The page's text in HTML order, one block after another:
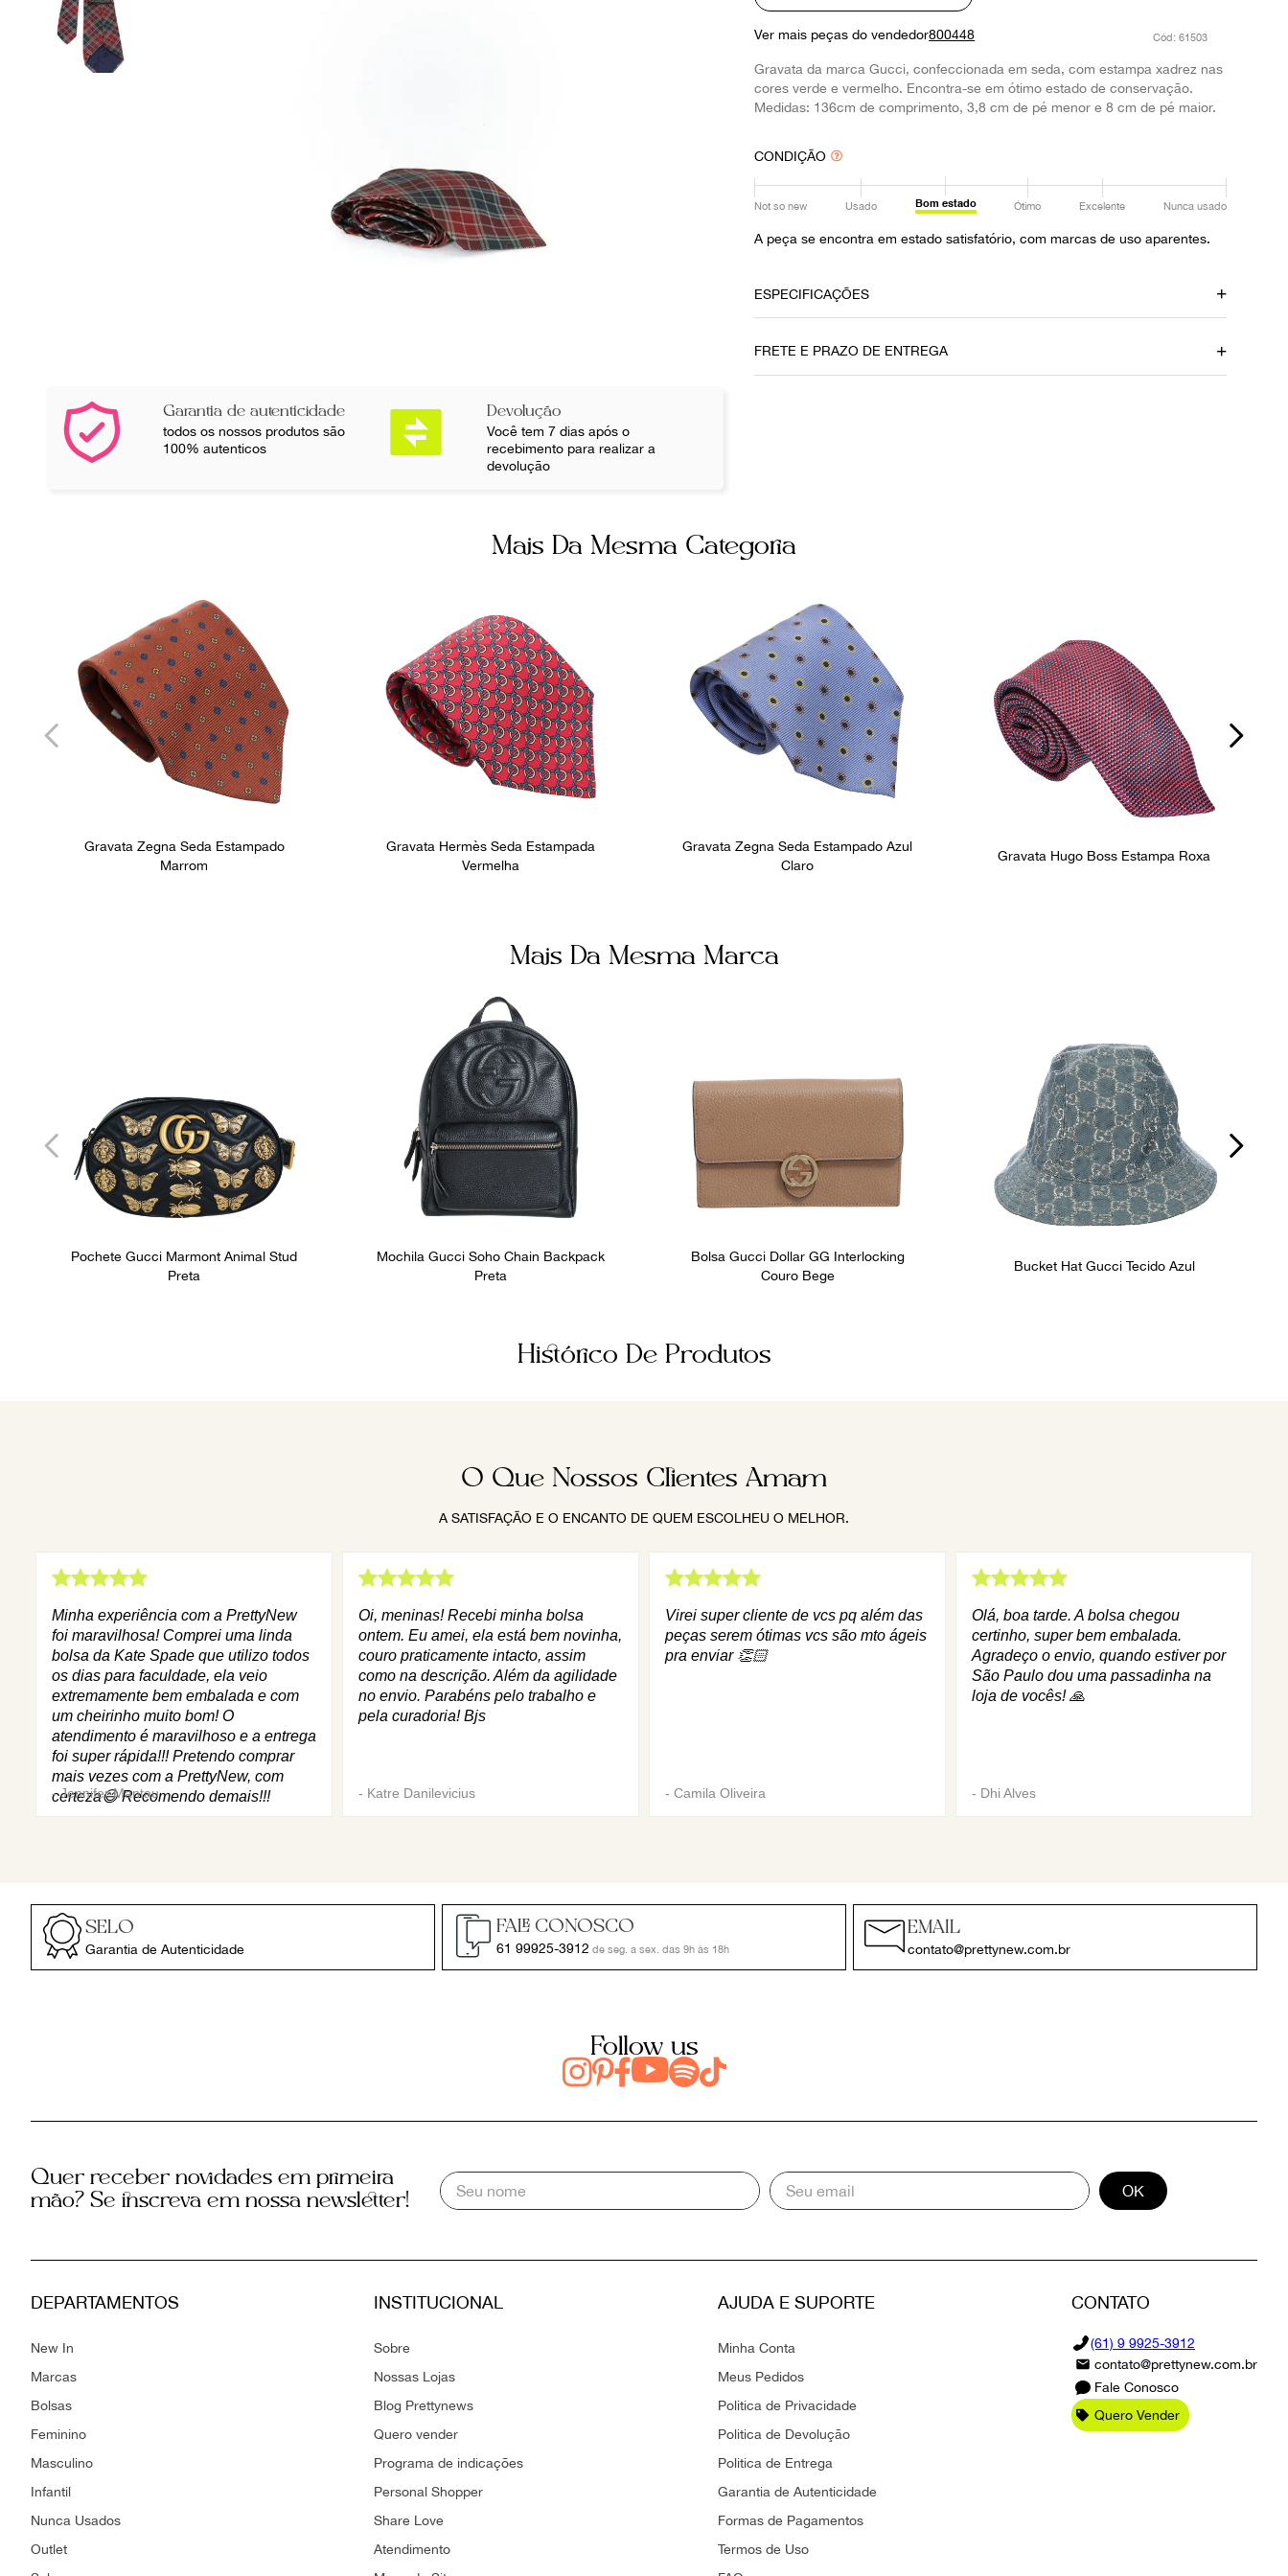
Garantia de autenticidade
todos os nossos produtos são
100% autenticos
Devolução
Você tem 7 dias após o
recebimento para realizar a
devolução
Ver mais peças do vendedor800448 : 61503
Gravata da marca Gucci, confeccionada em seda, com estampa xadrez nas
cores verde e vermelho. Encontra-se em ótimo estado de conservação.
Medidas: 136cm de comprimento, 3,8 cm de pé menor e 8 cm de pé maior.
CONDIÇÃO
Not so new Usado Bom estado Ótimo Excelente Nunca usado
A peça se encontra em estado satisfatório, com marcas de uso aparentes.
ESPECIFICAÇÕES
21082020
FRETE E PRAZO DE ENTREGA
Mais Da Mesma Categoria
Gravata Zegna Seda Estampado
Marrom
Gravata Hermès Seda Estampada
Vermelha
Gravata Zegna Seda Estampado Azul
Claro
Gravata Hugo Boss Estampa Roxa
Mais Da Mesma Marca
Pochete Gucci Marmont Animal Stud
Preta
Mochila Gucci Soho Chain Backpack
Preta
Bolsa Gucci Dollar GG Interlocking
Couro Bege
Bucket Hat Gucci Tecido Azul
Histórico De Produtos
O Que Nossos Clientes Amam
A SATISFAÇÃO E O ENCANTO DE QUEM ESCOLHEU O MELHOR.
Minha experiência com a PrettyNew
foi maravilhosa! Comprei uma linda
bolsa da Kate Spade que utilizo todos
os dias para faculdade, ela veio
extremamente bem embalada e com
um cheirinho muito bom! O
atendimento é maravilhoso e a entrega
foi super rápida!!! Pretendo comprar
mais vezes com a PrettyNew, com
certeza😄 Recomendo demais!!!
-Jennifer Mantau
Oi, meninas! Recebi minha bolsa
ontem. Eu amei, ela está bem novinha,
couro praticamente intacto, assim
como na descrição. Além da agilidade
no envio. Parabéns pelo trabalho e
pela curadoria! Bjs
- Katre Danilevicius
Virei super cliente de vcs pq além das
peças serem ótimas vcs são mto ágeis
pra enviar 👏🏻
- Camila Oliveira
Olá, boa tarde. A bolsa chegou
certinho, super bem embalada.
Agradeço o envio, quando estiver por
São Paulo dou uma passadinha na
loja de vocês! 🙏
- Dhi Alves
SELO
Garantia de Autenticidade
FALE CONOSCO
61 99925-3912 de seg. a sex. das 9h às 18h
EMAIL
contato@prettynew.com.br
Follow us
Quer receber novidades em primeira
mão? Se inscreva em nossa newsletter!
OK
DEPARTAMENTOS
New In
Marcas
Bolsas
Feminino
Masculino
Infantil
Nunca Usados
Outlet
INSTITUCIONAL
Sobre
Nossas Lojas
Blog Prettynews
Quero vender
Programa de indicações
Personal Shopper
Share Love
Atendimento
AJUDA E SUPORTE
Minha Conta
Meus Pedidos
Politica de Privacidade
Politica de Devolução
Politica de Entrega
Garantia de Autenticidade
Formas de Pagamentos
Termos de Uso
CONTATO
(61) 9 9925-3912
contato@prettynew.com.br
Fale Conosco
Quero Vender